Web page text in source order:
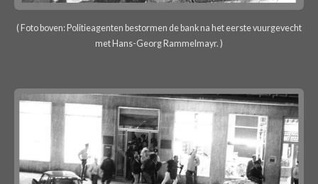
( Foto boven: Politieagenten bestormen de bank na het eerste vuurgevecht
met Hans-Georg Rammelmayr. )